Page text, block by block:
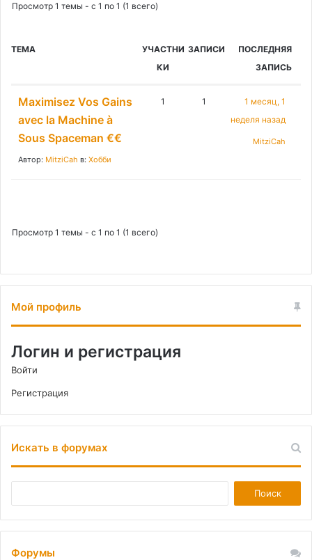
и
Просмотр 1 темы - с 1 по 1 (1 всего)
ТЕМА
УЧАСТНИ
КИ
ЗАПИСИ
ПОСЛЕДНЯЯ
ЗАПИСЬ
Maximisez Vos Gains
avec la Machine à
Sous Spaceman €€
Автор: MitziCah в: Хобби
1 1
1 месяц, 1
неделя назад
MitziCah
Просмотр 1 темы - с 1 по 1 (1 всего)
Мой профиль
Логин и регистрация
Войти
Регистрация
Искать в форумах
Форумы